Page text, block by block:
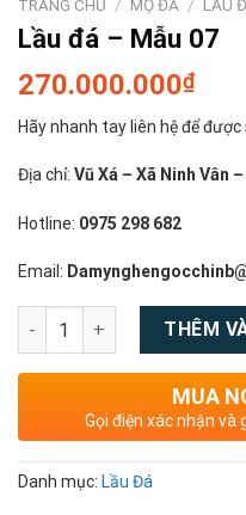
TRANG CHỦ / MỘ ĐÁ / LẦU
Lầu đá – Mẫu 07
270.000.000₫
Hãy nhanh tay liên hệ để
Địa chỉ: Vũ Xá – Xã Ninh Vân
Hotline: 0975 298 682
Email:
Số lượng THÊM
MUA
Gọi điện xác nhận và
Danh mục: Lầu Đá